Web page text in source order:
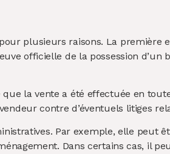
plusieurs raisons. La première
officielle de la possession d’un
la vente a été effectuée en
contre d’éventuels litiges
Par exemple, elle peut
Dans certains cas, il